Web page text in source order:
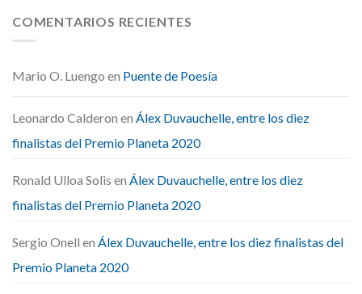
COMENTARIOS RECIENTES
Mario O. Luengo en Puente de Poesía
Leonardo Calderon en Álex Duvauchelle, entre los diez
finalistas del Premio Planeta 2020
Ronald Ulloa Solis en Álex Duvauchelle, entre los diez
finalistas del Premio Planeta 2020
Sergio Onell en Álex Duvauchelle, entre los diez finalistas del
Premio Planeta 2020